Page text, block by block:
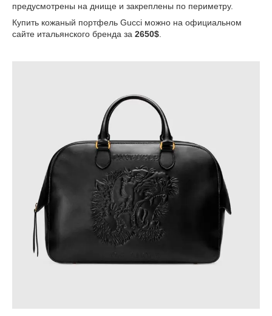
предусмотрены на днище и закреплены по периметру.
Купить кожаный портфель Gucci можно на официальном
сайте итальянского бренда за 2650$